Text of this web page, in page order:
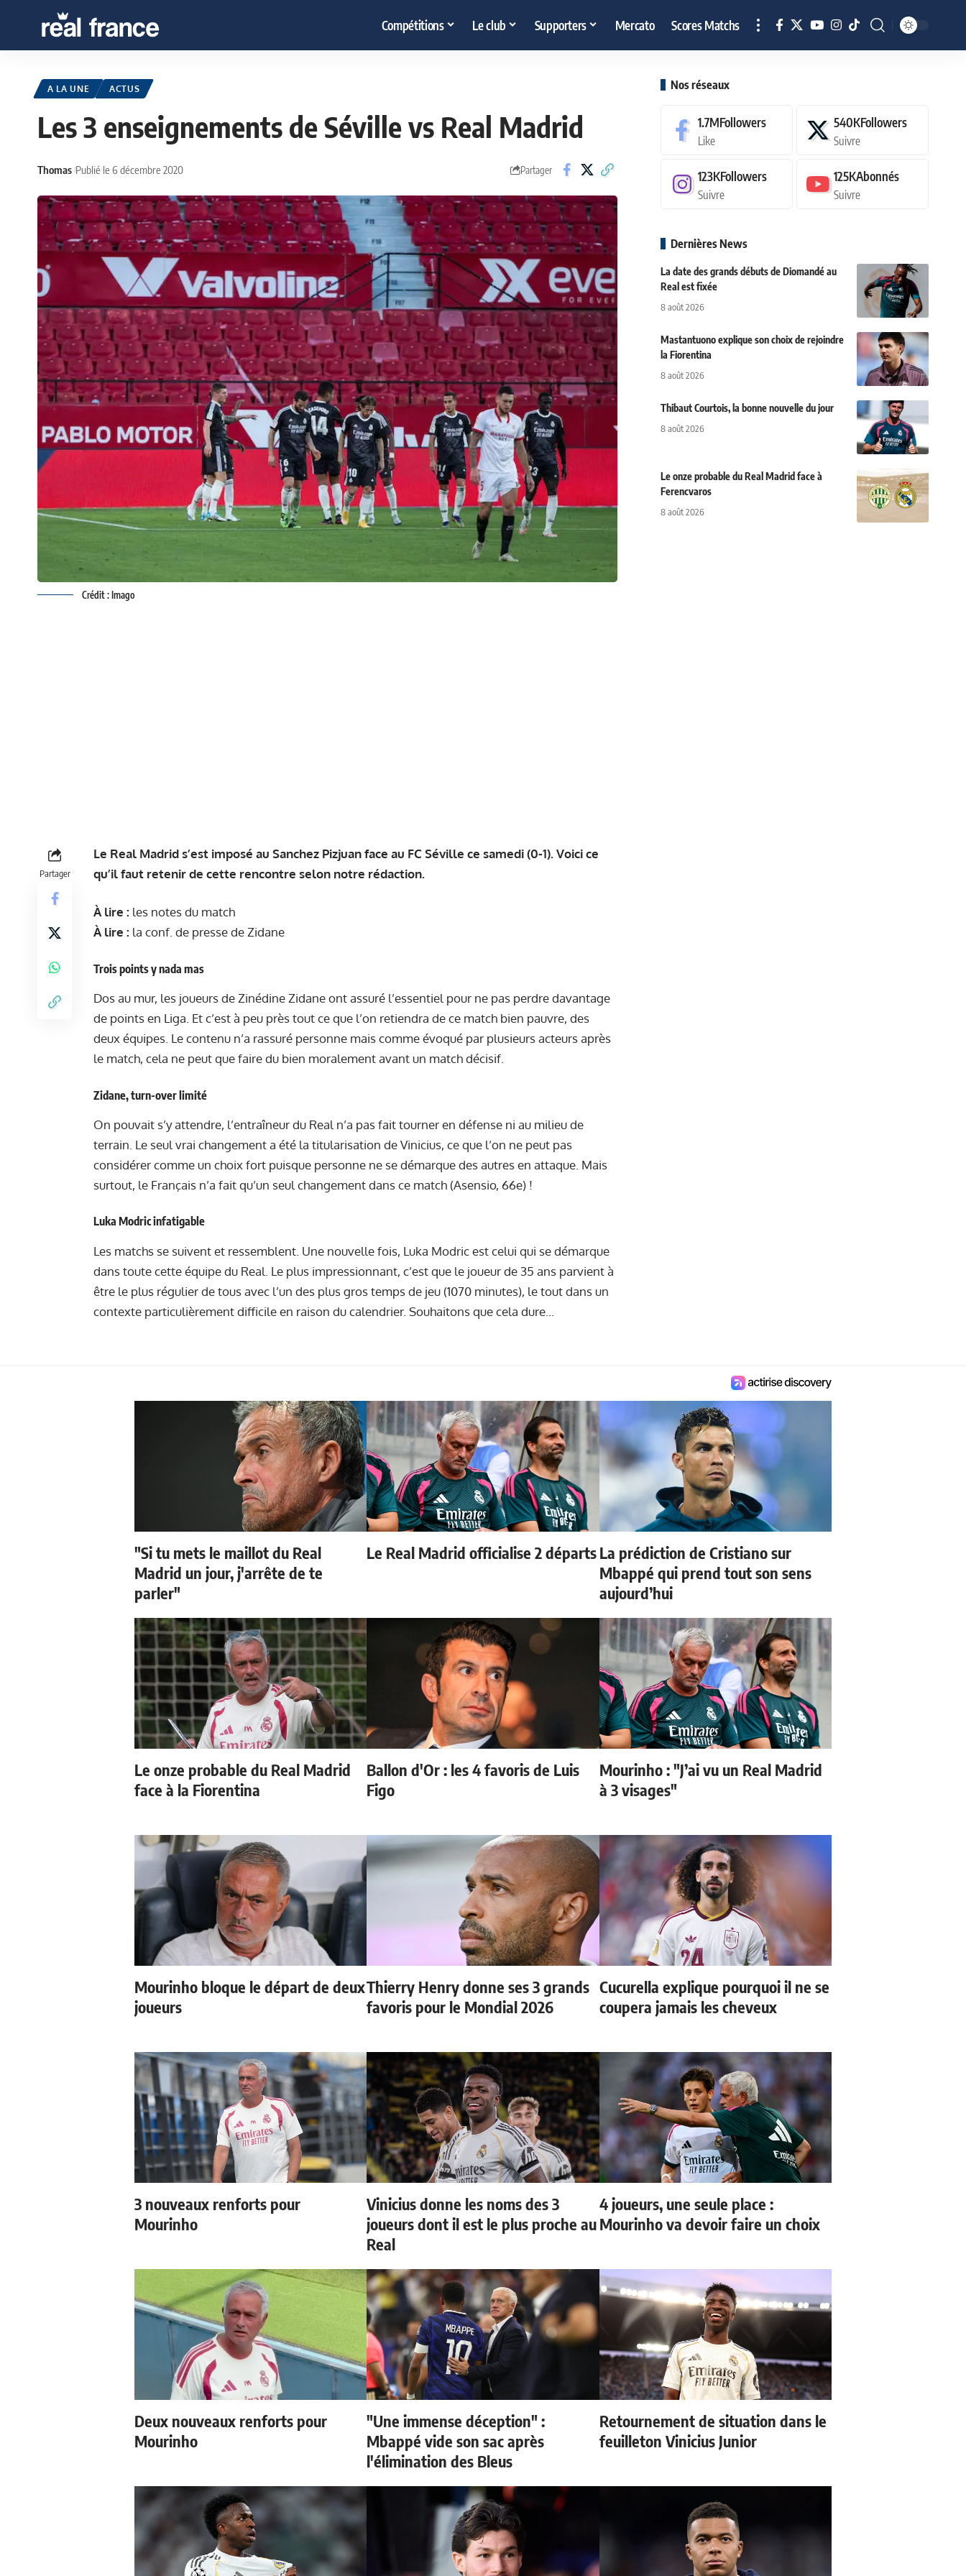
Compétitions Le club Supporters Mercato Scores Matchs
A LA UNE ACTUS
Les 3 enseignements de Séville vs Real Madrid
Thomas Publié le 6 décembre 2020 Partager
Crédit : Imago
Partager
Le Real Madrid s’est imposé au Sanchez Pizjuan face au FC Séville ce samedi (0-1). Voici ce
qu’il faut retenir de cette rencontre selon notre rédaction.
À lire : les notes du match
À lire : la conf. de presse de Zidane
Trois points y nada mas
Dos au mur, les joueurs de Zinédine Zidane ont assuré l’essentiel pour ne pas perdre davantage
de points en Liga. Et c’est à peu près tout ce que l’on retiendra de ce match bien pauvre, des
deux équipes. Le contenu n’a rassuré personne mais comme évoqué par plusieurs acteurs après
le match, cela ne peut que faire du bien moralement avant un match décisif.
Zidane, turn-over limité
On pouvait s’y attendre, l’entraîneur du Real n’a pas fait tourner en défense ni au milieu de
terrain. Le seul vrai changement a été la titularisation de Vinicius, ce que l’on ne peut pas
considérer comme un choix fort puisque personne ne se démarque des autres en attaque. Mais
surtout, le Français n’a fait qu’un seul changement dans ce match (Asensio, 66e) !
Luka Modric infatigable
Les matchs se suivent et ressemblent. Une nouvelle fois, Luka Modric est celui qui se démarque
dans toute cette équipe du Real. Le plus impressionnant, c’est que le joueur de 35 ans parvient à
être le plus régulier de tous avec l’un des plus gros temps de jeu (1070 minutes), le tout dans un
contexte particulièrement difficile en raison du calendrier. Souhaitons que cela dure...
Nos réseaux
1.7MFollowers
Like
540KFollowers
Suivre
123KFollowers
Suivre
125KAbonnés
Suivre
Dernières News
La date des grands débuts de Diomandé au
Real est fixée
8 août 2026
Mastantuono explique son choix de rejoindre
la Fiorentina
8 août 2026
Thibaut Courtois, la bonne nouvelle du jour
8 août 2026
Le onze probable du Real Madrid face à
Ferencvaros
8 août 2026
"Si tu mets le maillot du Real
Madrid un jour, j'arrête de te
parler"
Le Real Madrid officialise 2 départsLa prédiction de Cristiano sur
Mbappé qui prend tout son sens
aujourd’hui
Le onze probable du Real Madrid
face à la Fiorentina
Ballon d'Or : les 4 favoris de Luis
Figo
Mourinho : "J’ai vu un Real Madrid
à 3 visages"
Mourinho bloque le départ de deux
joueurs
Thierry Henry donne ses 3 grands
favoris pour le Mondial 2026
Cucurella explique pourquoi il ne se
coupera jamais les cheveux
3 nouveaux renforts pour
Mourinho
Vinicius donne les noms des 3
joueurs dont il est le plus proche au
Real
4 joueurs, une seule place :
Mourinho va devoir faire un choix
Deux nouveaux renforts pour
Mourinho
"Une immense déception" :
Mbappé vide son sac après
l'élimination des Bleus
Retournement de situation dans le
feuilleton Vinicius Junior